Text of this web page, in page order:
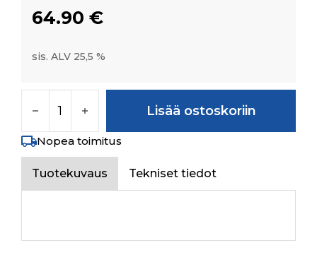
64.90 €
sis. ALV 25,5 %
Lisää ostoskoriin
Nopea toimitus
Tuotekuvaus Tekniset tiedot